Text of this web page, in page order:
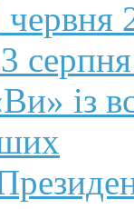
із